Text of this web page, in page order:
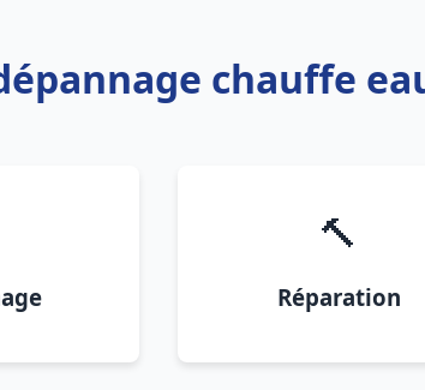
chauffe
🔨
Réparation